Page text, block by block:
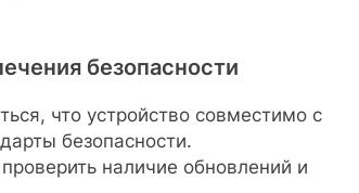
безопасности
что устройство совместимо с
безопасности.
наличие обновлений и